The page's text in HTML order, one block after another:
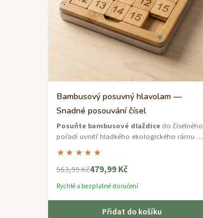
Bambusový posuvný hlavolam —
Snadné posouvání čísel
Posuňte bambusové dlaždicedo číselného
pořadí uvnitř hladkého ekologického rámu —
klasický hlavolam znovu v udržitelném
bambusu.
★★★★★
563,99 Kč479,99 Kč
Rychlé a bezplatné doručení
Přidat do košíku